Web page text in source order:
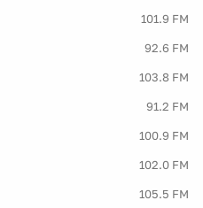
101.9 FM
92.6 FM
103.8 FM
91.2 FM
100.9 FM
102.0 FM
105.5 FM